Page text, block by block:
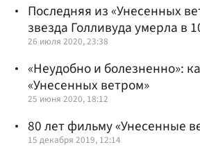
Последняя из «Унесенных
звезда Голливуда умерла в
26 июля 2020, 23:38
«Неудобно и болезненно»:
«Унесенных ветром»
25 июня 2020, 18:12
80 лет фильму «Унесенные
15 декабря 2019, 12:14